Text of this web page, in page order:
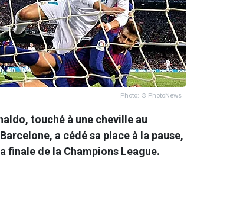
Photo: © PhotoNews
touché à une cheville au
a cédé sa place à la pause,
finale de la Champions League.